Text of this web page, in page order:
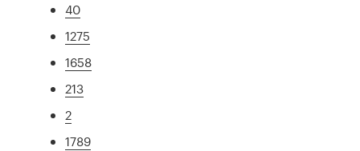
40
1275
1658
213
2
1789